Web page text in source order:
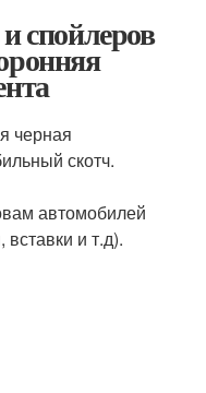
спойлеров
черная
скотч.
автомобилей
и т.д).